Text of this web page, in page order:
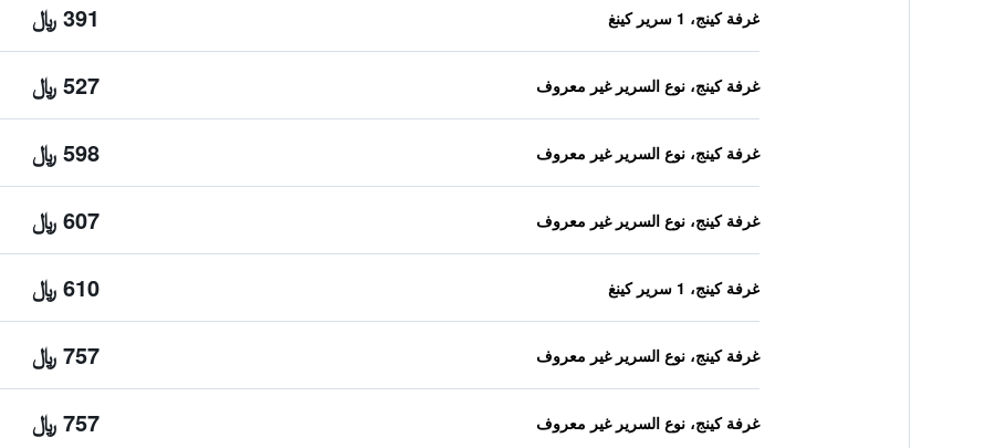
غرفة كينج، 1 سرير كينغ 391 ﷼
غرفة كينج، نوع السرير غير معروف 527 ﷼
غرفة كينج، نوع السرير غير معروف 598 ﷼
غرفة كينج، نوع السرير غير معروف 607 ﷼
غرفة كينج، 1 سرير كينغ 610 ﷼
غرفة كينج، نوع السرير غير معروف 757 ﷼
غرفة كينج، نوع السرير غير معروف 757 ﷼